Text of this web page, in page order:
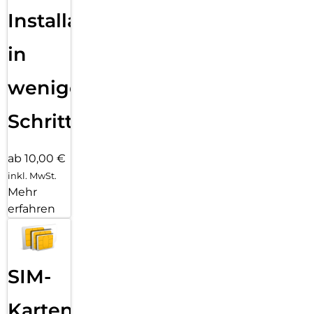
Installation
in
wenigen
Schritten
ab 10,00 €
inkl. MwSt.
Mehr
erfahren
SIM-